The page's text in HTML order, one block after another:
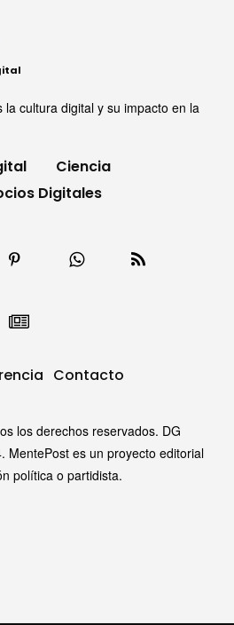
cultura digital y su impacto en la
Ciencia
Digitales
Contacto
los derechos reservados. DG
MentePost es un proyecto editorial
política o partidista.